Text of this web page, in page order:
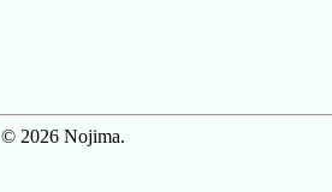
© 2026 Nojima.